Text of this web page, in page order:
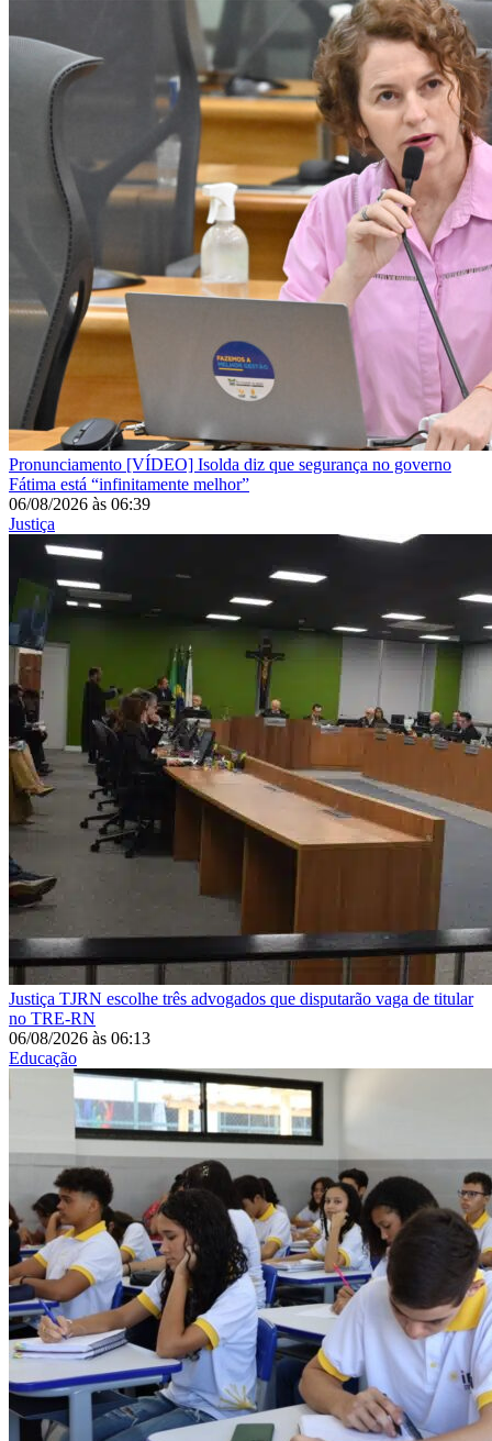
Pronunciamento [VÍDEO] Isolda diz que segurança no governo
Fátima está “infinitamente melhor”
06/08/2026 às 06:39
Justiça
Justiça TJRN escolhe três advogados que disputarão vaga de titular
no TRE-RN
06/08/2026 às 06:13
Educação